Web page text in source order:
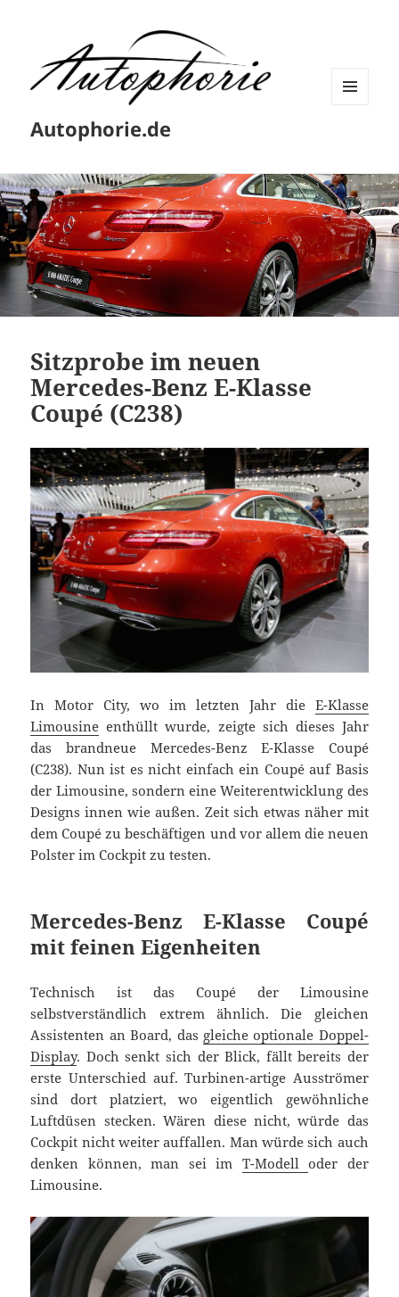
Autophorie.de
Sitzprobe im neuen
Mercedes-Benz E-Klasse
Coupé (C238)
In Motor City, wo im letzten Jahr die E-Klasse
Limousine enthüllt wurde, zeigte sich dieses Jahr
das brandneue Mercedes-Benz E-Klasse Coupé
(C238). Nun ist es nicht einfach ein Coupé auf Basis
der Limousine, sondern eine Weiterentwicklung des
Designs innen wie außen. Zeit sich etwas näher mit
dem Coupé zu beschäftigen und vor allem die neuen
Polster im Cockpit zu testen.
Mercedes-Benz E-Klasse Coupé
mit feinen Eigenheiten
Technisch ist das Coupé der Limousine
selbstverständlich extrem ähnlich. Die gleichen
Assistenten an Board, das gleiche optionale Doppel-
Display. Doch senkt sich der Blick, fällt bereits der
erste Unterschied auf. Turbinen-artige Ausströmer
sind dort platziert, wo eigentlich gewöhnliche
Luftdüsen stecken. Wären diese nicht, würde das
Cockpit nicht weiter auffallen. Man würde sich auch
denken können, man sei im T-Modelloder der
Limousine.